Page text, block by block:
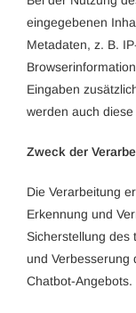
eingegebenen
Metadaten, z. B.
Eingaben
werden auch
Zweck der
Die Verarbeitung
Erkennung und
Sicherstellung des
und Verbesserung
Chatbot-Angebots.